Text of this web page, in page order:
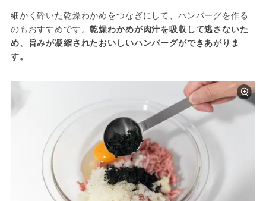
細かく砕いた乾燥わかめをつなぎにして、ハンバーグを作る
のもおすすめです。乾燥わかめが肉汁を吸収して逃さないた
め、旨みが凝縮されたおいしいハンバーグができあがりま
す。